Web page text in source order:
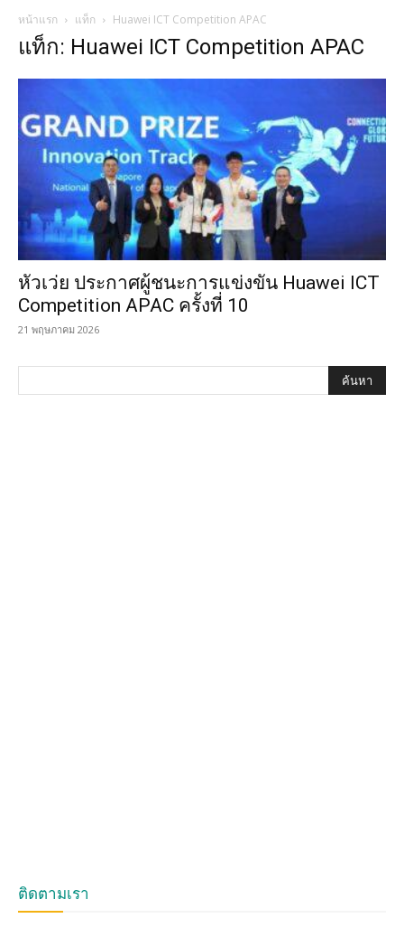
หน้าแรก แท็ก Huawei ICT Competition APAC
แท็ก: Huawei ICT Competition APAC
หัวเว่ย ประกาศผู้ชนะการแข่งขัน Huawei ICT
Competition APAC ครั้งที่ 10
21 พฤษภาคม 2026
ติดตามเรา